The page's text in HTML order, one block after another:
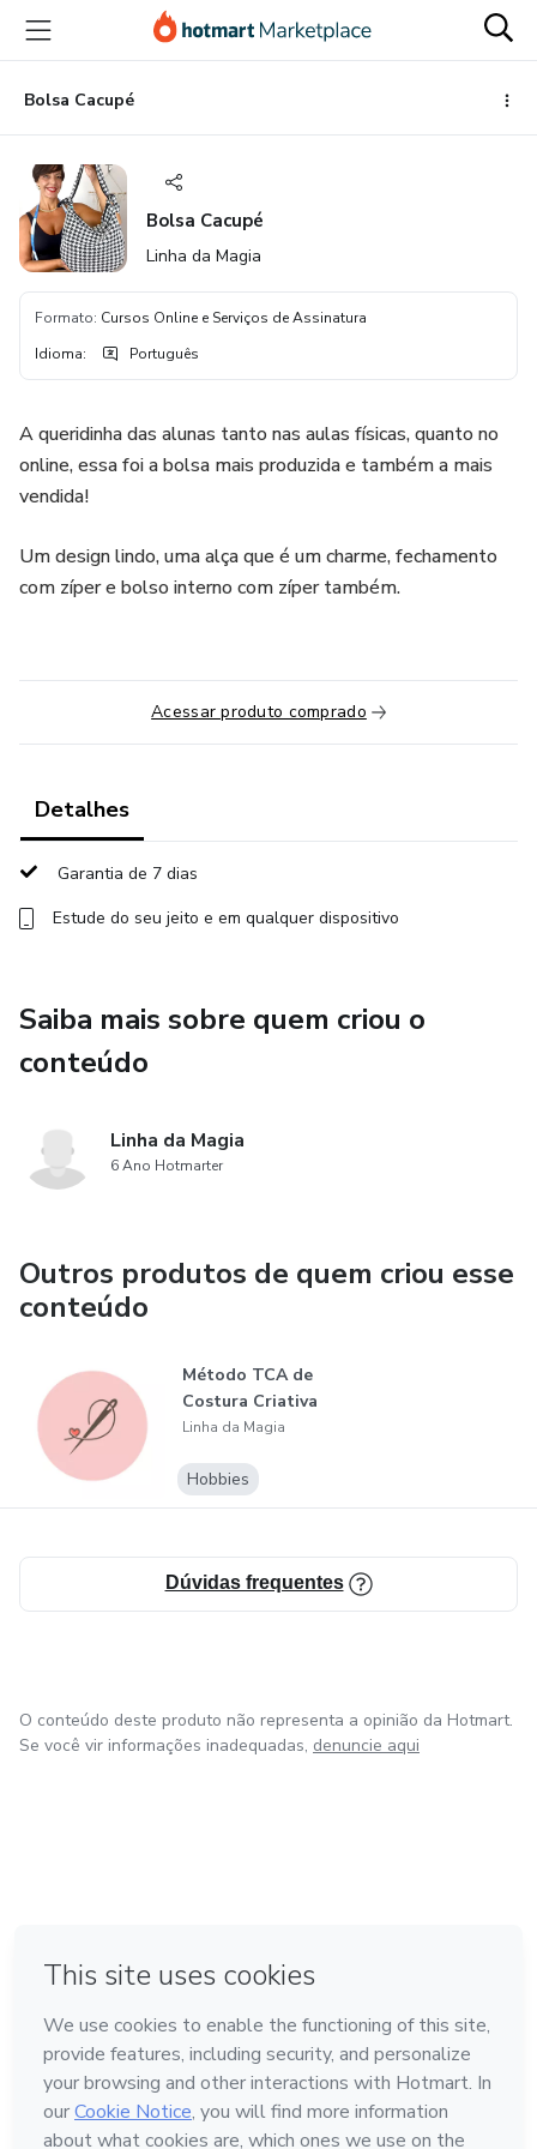
para
conteúdo
principal
para
pagamento
para
rodapé
Bolsa Cacupé
Bolsa Cacupé
Linha da Magia
Formato: Cursos Online e Serviços de Assinatura
Idioma: Português
A queridinha das alunas tanto nas aulas físicas, quanto no
online, essa foi a bolsa mais produzida e também a mais
vendida!
Um design lindo, uma alça que é um charme, fechamento
com zíper e bolso interno com zíper também.
Acessar produto comprado
Detalhes
Garantia de 7 dias
Estude do seu jeito e em qualquer dispositivo
Saiba mais sobre quem criou o
conteúdo
Linha da Magia
6 Ano Hotmarter
Outros produtos de quem criou esse
conteúdo
Método TCA de
Costura Criativa
Linha da Magia
Hobbies
Dúvidas frequentes
O conteúdo deste produto não representa a opinião da Hotmart.
Se você vir informações inadequadas, denuncie aqui
Feito com ❤ em Bogotá
Conheça a Hotmart